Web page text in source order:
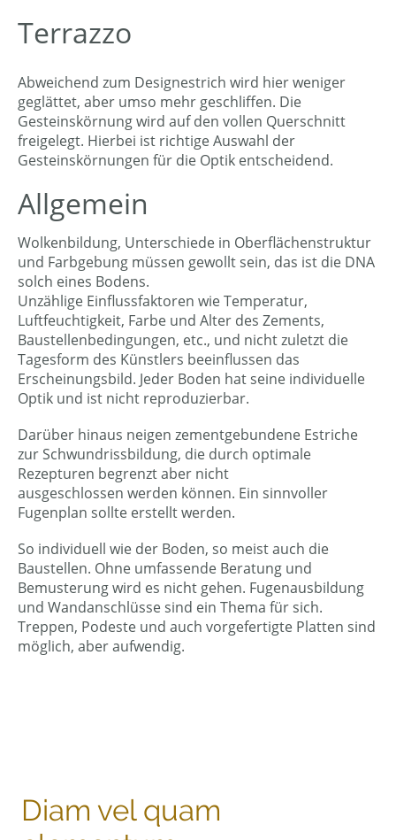
Terrazzo
Allgemein
Abweichend zum Designestrich wird hier weniger
geglättet, aber umso mehr geschliffen. Die
Gesteinskörnung wird auf den vollen Querschnitt
freigelegt. Hierbei ist richtige Auswahl der
Gesteinskörnungen für die Optik entscheidend.
Wolkenbildung, Unterschiede in Oberflächenstruktur
und Farbgebung müssen gewollt sein, das ist die DNA
solch eines Bodens.
Unzählige Einflussfaktoren wie Temperatur,
Luftfeuchtigkeit, Farbe und Alter des Zements,
Baustellenbedingungen, etc., und nicht zuletzt die
Tagesform des Künstlers beeinflussen das
Erscheinungsbild. Jeder Boden hat seine individuelle
Optik und ist nicht reproduzierbar.
Darüber hinaus neigen zementgebundene Estriche
zur Schwundrissbildung, die durch optimale
Rezepturen begrenzt aber nicht
ausgeschlossen werden können. Ein sinnvoller
Fugenplan sollte erstellt werden.
So individuell wie der Boden, so meist auch die
Baustellen. Ohne umfassende Beratung und
Bemusterung wird es nicht gehen. Fugenausbildung
und Wandanschlüsse sind ein Thema für sich.
Treppen, Podeste und auch vorgefertigte Platten sind
möglich, aber aufwendig.
Diam vel quam